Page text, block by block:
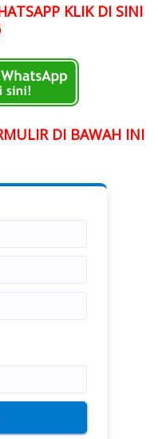
KLIK DI SINI
DI BAWAH INI